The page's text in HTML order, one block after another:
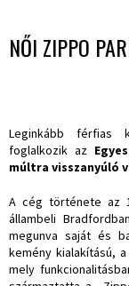
NŐI ZIPPO
Leginkább férfias
foglalkozik az
múltra visszanyúló
A cég története az
állambeli
megunva saját és
kemény kialakítású,
mely